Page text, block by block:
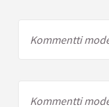
Kommentti
Kommentti